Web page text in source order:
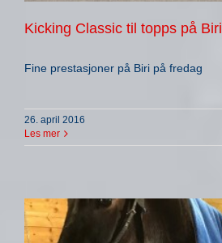
Kicking Classic til topps på Biri
Fine prestasjoner på Biri på fredag
26. april 2016
Les mer